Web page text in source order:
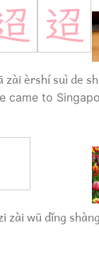
迢
zài èrshí suì de
came to
zài wū dǐng